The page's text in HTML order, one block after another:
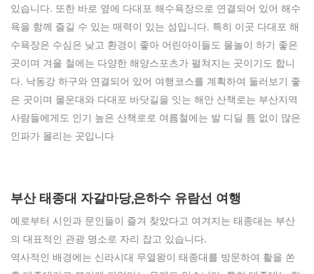
있습니다. 또한 바로 옆에 다대포 해수욕장으로 연결되어 있어 해수
욕을 함께 즐길 수 있는 매력이 있는 섬입니다. 특히 이곳 다대포 해
수욕장은 수심은 낮고 환경이 좋아 어린아이들도 물놀이 하기 좋은
곳이며 겨울 철에는 다양한 해양스포츠가 펼쳐지는 곳이기도 합니
다. 낙동강 하구와 연결되어 있어 여행코스를 계획하여 둘러보기 좋
은 곳이며 몰운대와 다대포 바닷길을 잇는 해안 산책로는 부산지역
사람들에게도 인기 높은 산책로로 여름철에는 발 디딜 틈 없이 많은
인파가 몰리는 곳입니다
부산 태종대 자갈마당,은하수 유람선 여행
예로부터 시인과 문인들이 즐겨 찾았다고 여겨지는 태종대는 부산
의 대표적인 관광 명소로 자리 잡고 있습니다.
역사적인 배경에는 신라시대 무열왕이 태종대를 방문하여 활을 쏜